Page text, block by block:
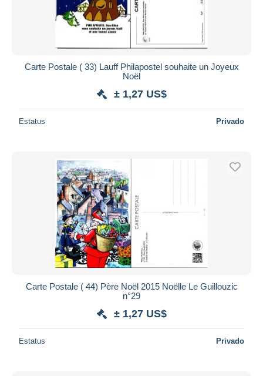
Carte Postale ( 33) Lauff Philapostel souhaite un Joyeux
Noël
± 1,27 US$
Estatus Privado
Carte Postale ( 44) Père Noël 2015 Noëlle Le Guillouzic
n°29
± 1,27 US$
Estatus Privado